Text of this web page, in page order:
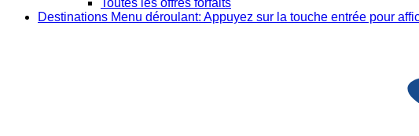
Toutes les offres forfaits
Destinations Menu déroulant: Appuyez sur la touche entrée pour